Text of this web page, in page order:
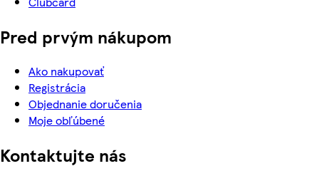
Pred prvým nákupom
Ako nakupovať
Registrácia
Objednanie doručenia
Moje obľúbené
Kontaktujte nás